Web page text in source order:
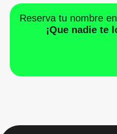
Reserva tu nombre
¡Que nadie te